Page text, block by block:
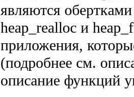
являются
heap_realloc и
приложения,
(подробнее см.
описание функций